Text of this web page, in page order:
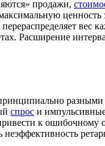
продажи,
Расширение
спрос и
к